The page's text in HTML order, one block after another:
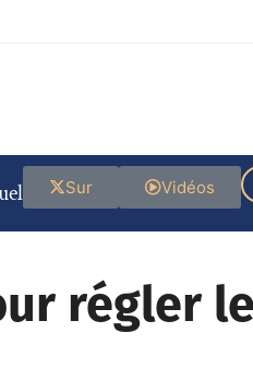
Vidéos
Sur
régler